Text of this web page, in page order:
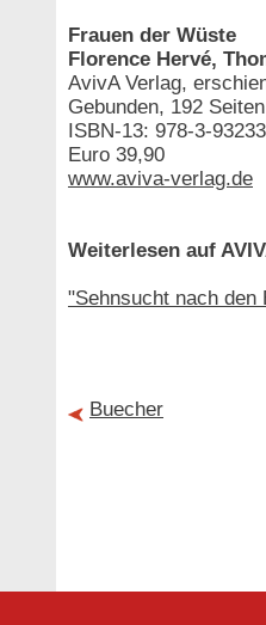
Frauen der Wüste
Florence Hervé,
AvivA Verlag,
Gebunden, 192 Seiten
ISBN-13: 978-3-
Euro 39,90
www.aviva-verlag.de
Weiterlesen auf
"Sehnsucht nach den
Buecher